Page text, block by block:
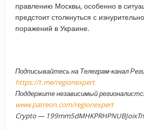
правлению Москвы, особенно в
предстоит столкнуться с
поражений в Украине.
Подписывайтесь на Телеграм-канал
https://t.me/regionexpert
Поддержите независимый
www.patreon.com/regionexpert
Crypto —